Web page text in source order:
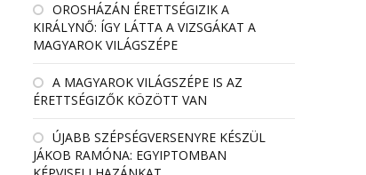
OROSHÁZÁN ÉRETTSÉGIZIK A
KIRÁLYNŐ: ÍGY LÁTTA A VIZSGÁKAT A
MAGYAROK VILÁGSZÉPE
A MAGYAROK VILÁGSZÉPE IS AZ
ÉRETTSÉGIZŐK KÖZÖTT VAN
ÚJABB SZÉPSÉGVERSENYRE KÉSZÜL
JÁKOB RAMÓNA: EGYIPTOMBAN